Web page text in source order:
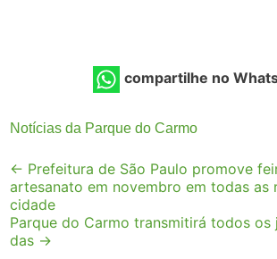
compartilhe no
Notícias da Parque do Carmo
Post
navigation
← Prefeitura de São Paulo promove
artesanato em novembro em todas as
cidade
Parque do Carmo transmitirá todos os
das →